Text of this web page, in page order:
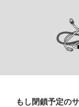
もし閉鎖予定の